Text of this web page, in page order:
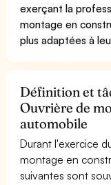
exerçant la
montage en
plus adaptées à
Définition et
Ouvrière de
automobile
Durant l'exercice
montage en
suivantes sont